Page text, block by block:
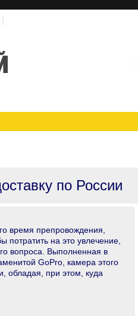
по Росcии
время препровождения,
потратить на это увлечение,
вопроса. Выполненная в
GoPro, камера этого
обладая, при этом, куда